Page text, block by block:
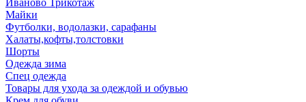
Иваново Трикотаж
Майки
Футболки, водолазки, сарафаны
Халаты,кофты,толстовки
Шорты
Одежда зима
Спец одежда
Товары для ухода за одеждой и обувью